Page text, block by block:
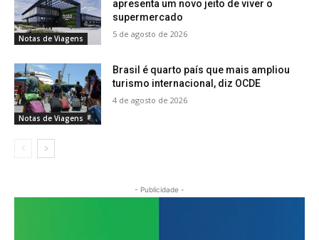
Notas de Viagens
apresenta um novo jeito de viver o
supermercado
5 de agosto de 2026
Notas de Viagens
Brasil é quarto país que mais ampliou
turismo internacional, diz OCDE
4 de agosto de 2026
- Publicidade -